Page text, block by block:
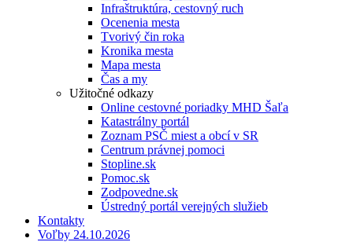
Infraštruktúra, cestovný ruch
Ocenenia mesta
Tvorivý čin roka
Kronika mesta
Mapa mesta
Čas a my
Užitočné odkazy
Online cestovné poriadky MHD Šaľa
Katastrálny portál
Zoznam PSČ miest a obcí v SR
Centrum právnej pomoci
Stopline.sk
Pomoc.sk
Zodpovedne.sk
Ústredný portál verejných služieb
Kontakty
Voľby 24.10.2026